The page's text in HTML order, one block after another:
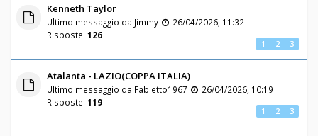
Kenneth Taylor
Ultimo messaggio da Jimmy
26/04/2026, 11:32
Risposte: 126
1 2 3
Atalanta - LAZIO(COPPA ITALIA)
Ultimo messaggio da Fabietto1967
26/04/2026, 10:19
Risposte: 119
1 2 3